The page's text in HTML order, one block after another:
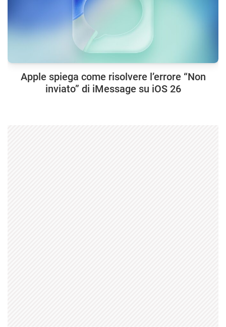
Apple spiega come risolvere l’errore “Non
inviato” di iMessage su iOS 26